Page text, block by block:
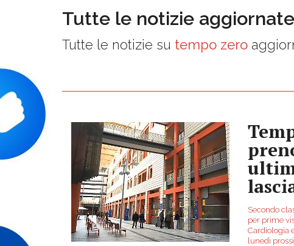
Tutte le notizie
Tutte le notizie su tempo zero
Secondo
per prime
Cardiologia
lunedì